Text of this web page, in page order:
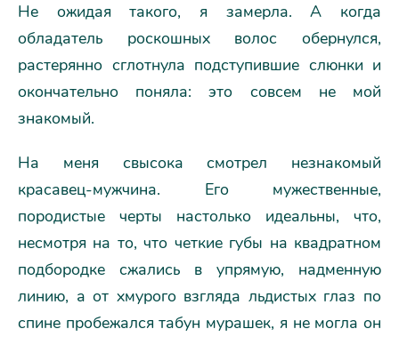
Не ожидая такого, я замерла. А когда
обладатель роскошных волос обернулся,
растерянно сглотнула подступившие слюнки и
окончательно поняла: это совсем не мой
знакомый.
На меня свысока смотрел незнакомый
красавец-мужчина. Его мужественные,
породистые черты настолько идеальны, что,
несмотря на то, что четкие губы на квадратном
подбородке сжались в упрямую, надменную
линию, а от хмурого взгляда льдистых глаз по
спине пробежался табун мурашек, я не могла он